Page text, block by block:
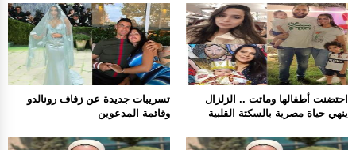
تسريبات جديدة عن زفاف رونالدو
وقائمة المدعوين
احتضنت أطفالها وماتت .. الزلزال
ينهي حياة مصرية بالسكتة القلبية